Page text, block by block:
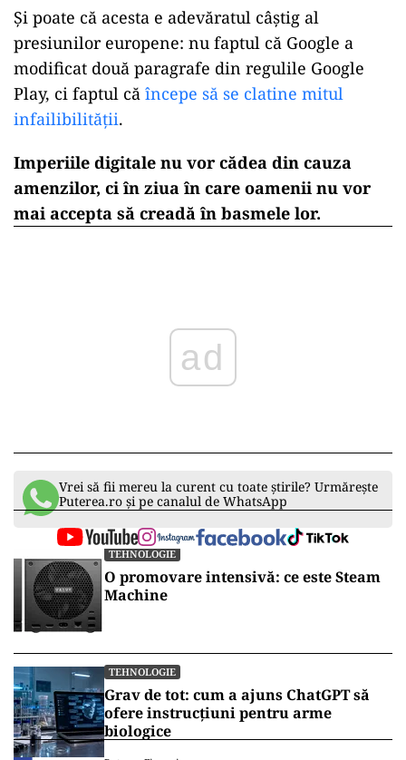
Și poate că acesta e adevăratul câștig al
presiunilor europene: nu faptul că Google a
modificat două paragrafe din regulile Google
Play, ci faptul că începe să se clatine mitul
infailibilității.
Imperiile digitale nu vor cădea din cauza
amenzilor, ci în ziua în care oamenii nu vor
mai accepta să creadă în basmele lor.
ad
Vrei să fii mereu la curent cu toate știrile? Urmărește
Puterea.ro și pe canalul de WhatsApp
TEHNOLOGIE
O promovare intensivă: ce este Steam
Machine
TEHNOLOGIE
Grav de tot: cum a ajuns ChatGPT să
ofere instrucțiuni pentru arme
biologice